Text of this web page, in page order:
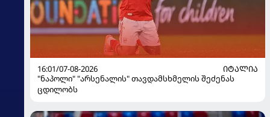
16:01/07-08-2026
ᲘᲢᲐᲚᲘᲐ
"ნაპოლი" "არსენალის" თავდამსხმელის შეძენას
ცდილობს